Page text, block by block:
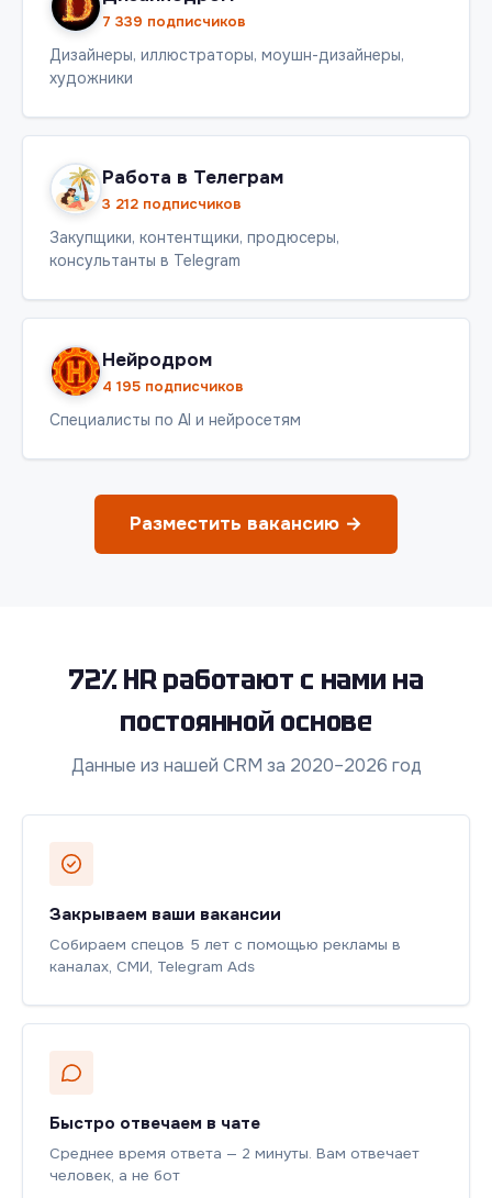
7 339 подписчиков
Дизайнеры, иллюстраторы, моушн-дизайнеры,
художники
Работа в Телеграм
3 212 подписчиков
Закупщики, контентщики, продюсеры,
консультанты в Telegram
Нейродром
4 195 подписчиков
Специалисты по AI и нейросетям
Разместить вакансию →
72% HR работают с нами на
постоянной основе
Данные из нашей CRM за 2020–2026 год
Закрываем ваши вакансии
Собираем спецов 5 лет с помощью рекламы в
каналах, СМИ, Telegram Ads
Быстро отвечаем в чате
Среднее время ответа — 2 минуты. Вам отвечает
человек, а не бот